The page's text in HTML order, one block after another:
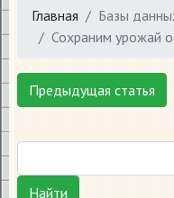
Главная Базы
​Сохраним урожай
Предыдущая статья
Найти